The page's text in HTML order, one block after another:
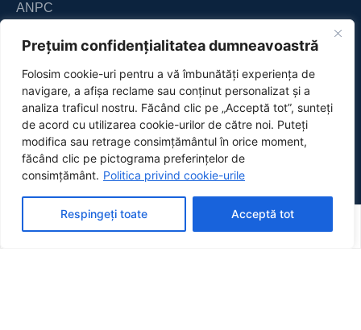
Prețuim confidențialitatea dumneavoastră
Folosim cookie-uri pentru a vă îmbunătăți experiența de
navigare, a afișa reclame sau conținut personalizat și a
analiza traficul nostru. Făcând clic pe „Acceptă tot”, sunteți
de acord cu utilizarea cookie-urilor de către noi. Puteți
modifica sau retrage consimțământul în orice moment,
făcând clic pe pictograma preferințelor de
consimțământ. Politica privind cookie-urile
Respingeți toate Acceptă tot
ANPC